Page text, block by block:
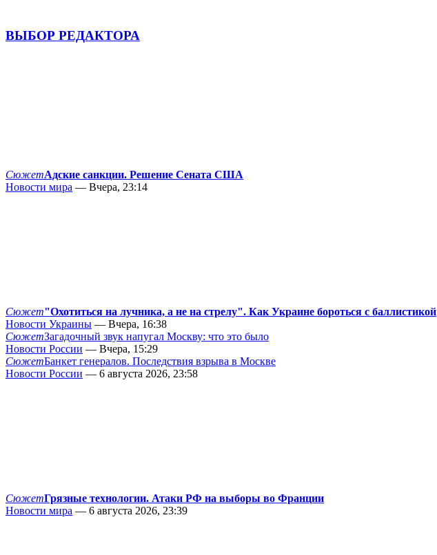
ВЫБОР РЕДАКТОРА
СюжетАдские санкции. Решение Сената США
Новости мира — Вчера, 23:14
Сюжет"Охотиться на лучника, а не на стрелу". Как Украине бороться с баллистикой
Новости Украины — Вчера, 16:38
СюжетЗагадочный звук напугал Москву: что это было
Новости России — Вчера, 15:29
СюжетБанкет генералов. Последствия взрыва в Москве
Новости России — 6 августа 2026, 23:58
СюжетГрязные технологии. Атаки РФ на выборы во Франции
Новости мира — 6 августа 2026, 23:39